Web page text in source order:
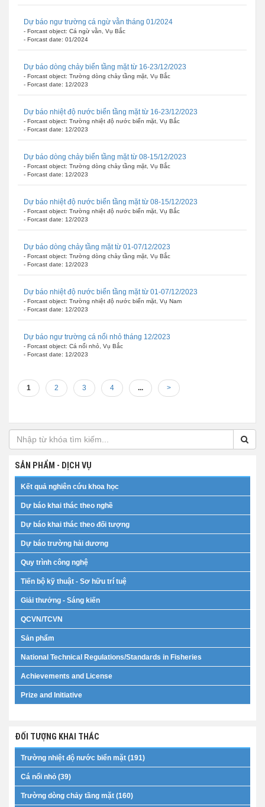
Dự báo ngư trường cá ngừ vằn tháng 01/2024
- Forcast object: Cá ngừ vằn, Vụ Bắc
- Forcast date: 01/2024
Dự báo dòng chảy biển tầng mặt từ 16-23/12/2023
- Forcast object: Trường dòng chảy tầng mặt, Vụ Bắc
- Forcast date: 12/2023
Dự báo nhiệt độ nước biển tầng mặt từ 16-23/12/2023
- Forcast object: Trường nhiệt độ nước biển mặt, Vụ Bắc
- Forcast date: 12/2023
Dự báo dòng chảy biển tầng mặt từ 08-15/12/2023
- Forcast object: Trường dòng chảy tầng mặt, Vụ Bắc
- Forcast date: 12/2023
Dự báo nhiệt độ nước biển tầng mặt từ 08-15/12/2023
- Forcast object: Trường nhiệt độ nước biển mặt, Vụ Bắc
- Forcast date: 12/2023
Dự báo dòng chảy tầng mặt từ 01-07/12/2023
- Forcast object: Trường dòng chảy tầng mặt, Vụ Bắc
- Forcast date: 12/2023
Dự báo nhiệt độ nước biển tầng mặt từ 01-07/12/2023
- Forcast object: Trường nhiệt độ nước biển mặt, Vụ Nam
- Forcast date: 12/2023
Dự báo ngư trường cá nổi nhỏ tháng 12/2023
- Forcast object: Cá nổi nhỏ, Vụ Bắc
- Forcast date: 12/2023
1 2 3 4 ... >
SẢN PHẨM - DỊCH VỤ
Kết quả nghiên cứu khoa học
Dự báo khai thác theo nghề
Dự báo khai thác theo đối tượng
Dự báo trường hải dương
Quy trình công nghệ
Tiến bộ kỹ thuật - Sơ hữu trí tuệ
Giải thưởng - Sáng kiến
QCVN/TCVN
Sản phẩm
National Technical Regulations/Standards in Fisheries
Achievements and License
Prize and Initiative
ĐỐI TƯỢNG KHAI THÁC
Trường nhiệt độ nước biển mặt (191)
Cá nổi nhỏ (39)
Trường dòng chảy tầng mặt (160)